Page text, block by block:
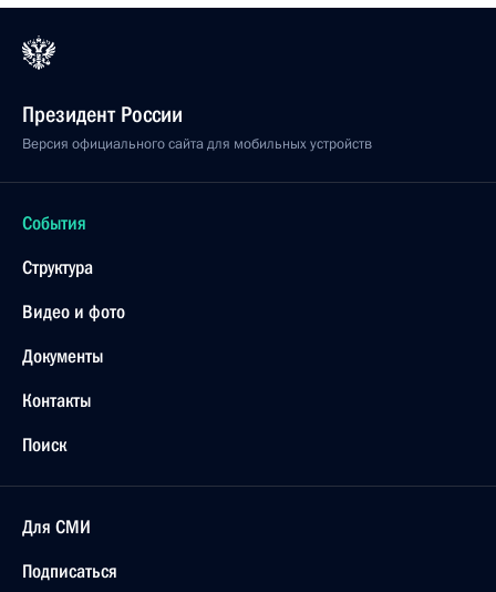
Президент России
Версия официального сайта для мобильных устройств
События
Структура
Видео и фото
Документы
Контакты
Поиск
Для СМИ
Подписаться